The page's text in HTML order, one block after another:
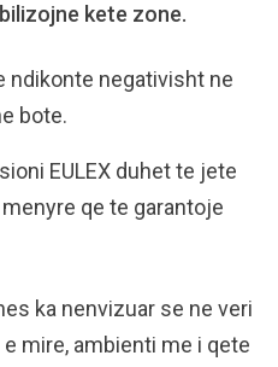
kete zone.
ndikonte negativisht ne
bote.
EULEX duhet te jete
qe te garantoje
ka nenvizuar se ne veri
mire, ambienti me i qete